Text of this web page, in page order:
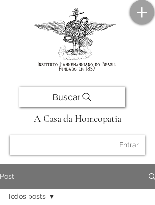
Buscar
A Casa da Homeopatia
Entrar
Post
Todos posts